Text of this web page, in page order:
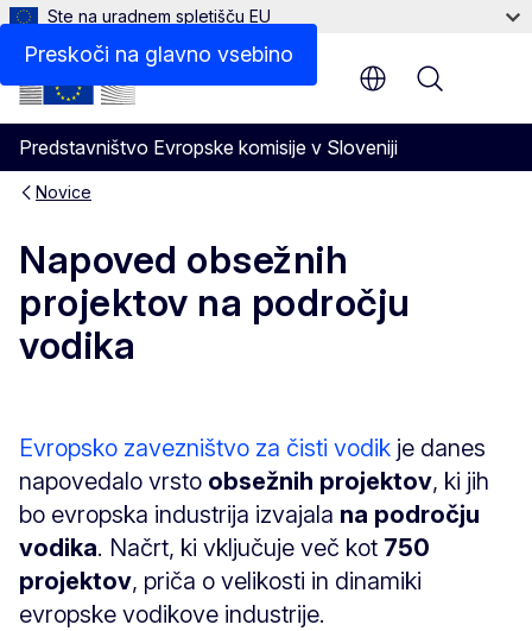
Preskoči na glavno vsebino
Ste na uradnem spletišču EU
Predstavništvo Evropske komisije v Sloveniji
Menu
Novice
Napoved obsežnih
projektov na področju
vodika
Evropsko zavezništvo za čisti vodik je danes
napovedalo vrsto obsežnih projektov, ki jih
bo evropska industrija izvajala na področju
vodika. Načrt, ki vključuje več kot 750
projektov, priča o velikosti in dinamiki
evropske vodikove industrije.